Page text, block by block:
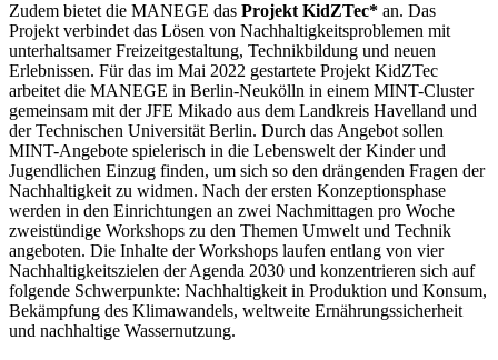
Zudem bietet die MANEGE das Projekt KidZTec* an. Das
Projekt verbindet das Lösen von Nachhaltigkeitsproblemen mit
unterhaltsamer Freizeitgestaltung, Technikbildung und neuen
Erlebnissen. Für das im Mai 2022 gestartete Projekt KidZTec
arbeitet die MANEGE in Berlin-Neukölln in einem MINT-Cluster
gemeinsam mit der JFE Mikado aus dem Landkreis Havelland und
der Technischen Universität Berlin. Durch das Angebot sollen
MINT-Angebote spielerisch in die Lebenswelt der Kinder und
Jugendlichen Einzug finden, um sich so den drängenden Fragen der
Nachhaltigkeit zu widmen. Nach der ersten Konzeptionsphase
werden in den Einrichtungen an zwei Nachmittagen pro Woche
zweistündige Workshops zu den Themen Umwelt und Technik
angeboten. Die Inhalte der Workshops laufen entlang von vier
Nachhaltigkeitszielen der Agenda 2030 und konzentrieren sich auf
folgende Schwerpunkte: Nachhaltigkeit in Produktion und Konsum,
Bekämpfung des Klimawandels, weltweite Ernährungssicherheit
und nachhaltige Wassernutzung.